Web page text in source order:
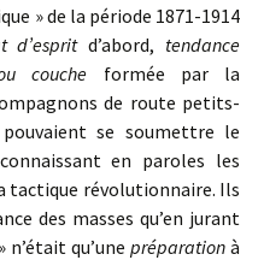
» de la période 1871-1914
d’espritd’abord, tendance
couche formée par la
de route petits-
se soumettre le
en paroles les
révolutionnaire. Ils
des masses qu’en jurant
qu’une préparationà